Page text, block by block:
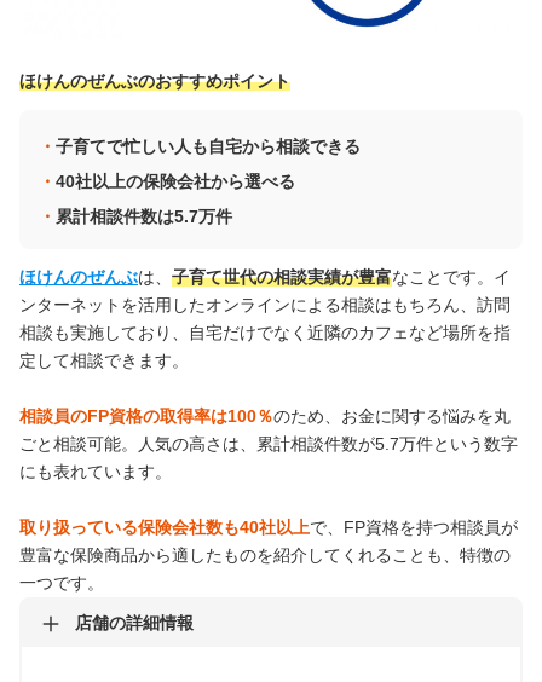
ほけんのぜんぶのおすすめポイント
子育てで忙しい人も自宅から相談できる
40社以上の保険会社から選べる
累計相談件数は5.7万件
ほけんのぜんぶは、 子育て世代の相談実績が豊富なことです。イ
ンターネットを活用したオンラインによる相談はもちろん、訪問
相談も実施しており、自宅だけでなく近隣のカフェなど場所を指
定して相談できます。
相談員のFP資格の取得率は100％のため、お金に関する悩みを丸
ごと相談可能。人気の高さは、累計相談件数が5.7万件という数字
にも表れています。
取り扱っている保険会社数も40社以上で、FP資格を持つ相談員が
豊富な保険商品から適したものを紹介してくれることも、特徴の
一つです。
店舗の詳細情報